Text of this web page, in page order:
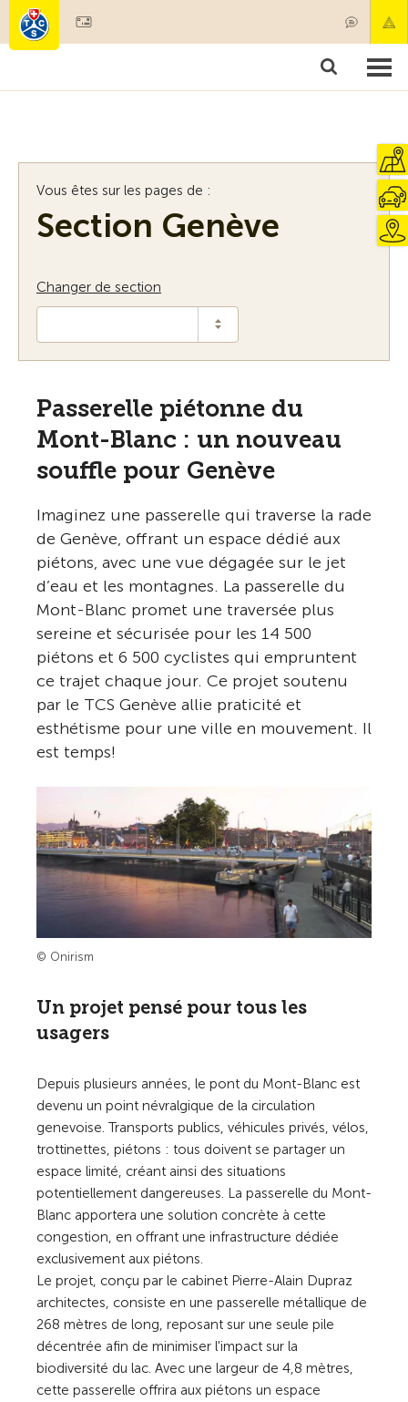
Membres & prestations
Vous êtes sur les pages de :
Section Genève
Changer de section
Passerelle piétonne du
Mont-Blanc : un nouveau
souffle pour Genève
Imaginez une passerelle qui traverse la rade
de Genève, offrant un espace dédié aux
piétons, avec une vue dégagée sur le jet
d’eau et les montagnes. La passerelle du
Mont-Blanc promet une traversée plus
sereine et sécurisée pour les 14 500
piétons et 6 500 cyclistes qui empruntent
ce trajet chaque jour. Ce projet soutenu
par le TCS Genève allie praticité et
esthétisme pour une ville en mouvement. Il
est temps!
© Onirism
Un projet pensé pour tous les
usagers
Depuis plusieurs années, le pont du Mont-Blanc est
devenu un point névralgique de la circulation
genevoise. Transports publics, véhicules privés, vélos,
trottinettes, piétons : tous doivent se partager un
espace limité, créant ainsi des situations
potentiellement dangereuses. La passerelle du Mont-
Blanc apportera une solution concrète à cette
congestion, en offrant une infrastructure dédiée
exclusivement aux piétons.
Le projet, conçu par le cabinet Pierre-Alain Dupraz
architectes, consiste en une passerelle métallique de
268 mètres de long, reposant sur une seule pile
décentrée afin de minimiser l'impact sur la
biodiversité du lac. Avec une largeur de 4,8 mètres,
cette passerelle offrira aux piétons un espace